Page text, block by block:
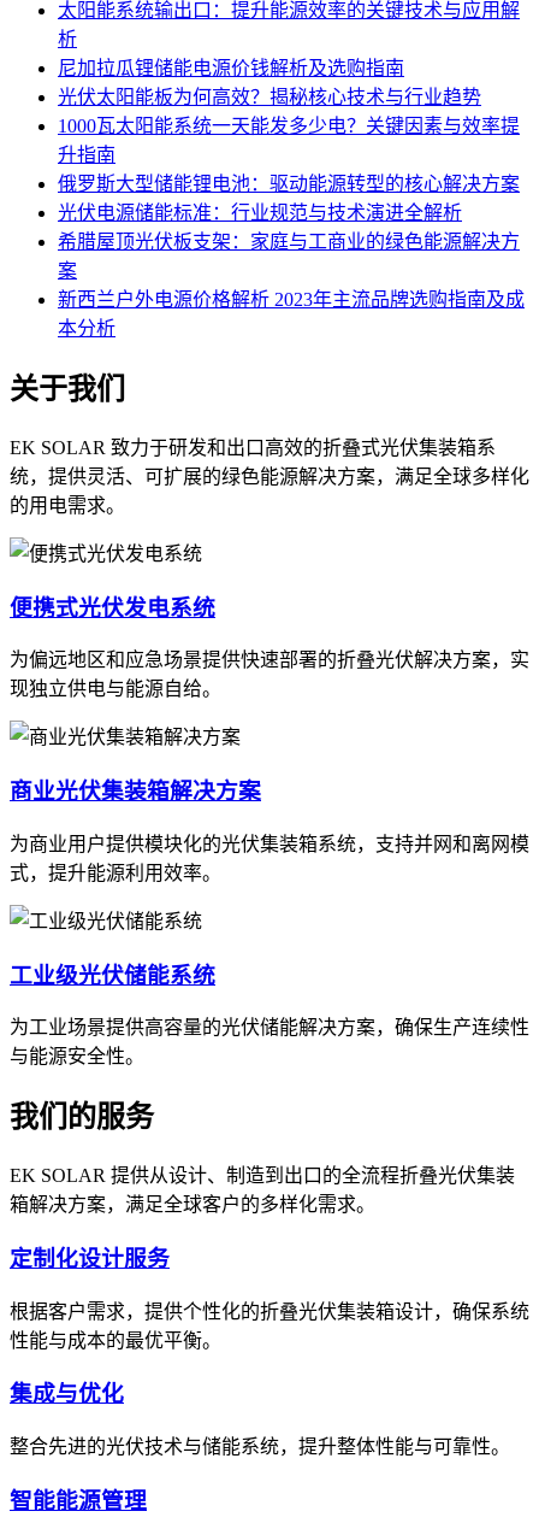
太阳能系统输出口：提升能源效率的关键技术与应用解
析
尼加拉瓜锂储能电源价钱解析及选购指南
光伏太阳能板为何高效？揭秘核心技术与行业趋势
1000瓦太阳能系统一天能发多少电？关键因素与效率提
升指南
俄罗斯大型储能锂电池：驱动能源转型的核心解决方案
光伏电源储能标准：行业规范与技术演进全解析
希腊屋顶光伏板支架：家庭与工商业的绿色能源解决方
案
新西兰户外电源价格解析 2023年主流品牌选购指南及成
本分析
关于我们
EK SOLAR 致力于研发和出口高效的折叠式光伏集装箱系
统，提供灵活、可扩展的绿色能源解决方案，满足全球多样化
的用电需求。
便携式光伏发电系统
为偏远地区和应急场景提供快速部署的折叠光伏解决方案，实
现独立供电与能源自给。
商业光伏集装箱解决方案
为商业用户提供模块化的光伏集装箱系统，支持并网和离网模
式，提升能源利用效率。
工业级光伏储能系统
为工业场景提供高容量的光伏储能解决方案，确保生产连续性
与能源安全性。
我们的服务
EK SOLAR 提供从设计、制造到出口的全流程折叠光伏集装
箱解决方案，满足全球客户的多样化需求。
定制化设计服务
根据客户需求，提供个性化的折叠光伏集装箱设计，确保系统
性能与成本的最优平衡。
集成与优化
整合先进的光伏技术与储能系统，提升整体性能与可靠性。
智能能源管理